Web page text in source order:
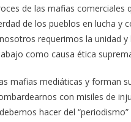
de las mafias comerciales
de los pueblos en lucha y
requerimos la unidad y
como causa ética
mafias mediáticas y forman
con misiles de
hacer del